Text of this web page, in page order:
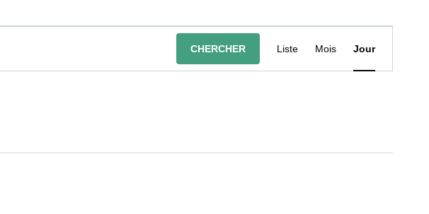
CHERCHER
Navigation
Évènement
Liste Mois Jour